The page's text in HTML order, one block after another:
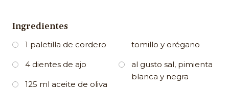
Ingredientes
1 paletilla de cordero
4 dientes de ajo
125 ml aceite de oliva
tomillo y orégano
al gusto sal, pimienta
blanca y negra